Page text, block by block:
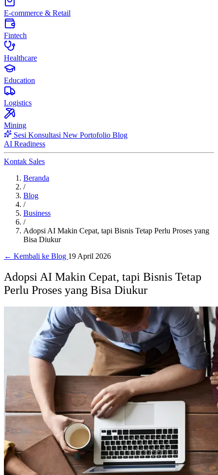
E-commerce & Retail
Fintech
Healthcare
Education
Logistics
Mining
Sesi Konsultasi New Portofolio Blog
AI Readiness
Kontak Sales
Beranda
/
Blog
/
Business
/
Adopsi AI Makin Cepat, tapi Bisnis Tetap Perlu Proses yang
Bisa Diukur
← Kembali ke Blog 19 April 2026
Adopsi AI Makin Cepat, tapi Bisnis Tetap
Perlu Proses yang Bisa Diukur